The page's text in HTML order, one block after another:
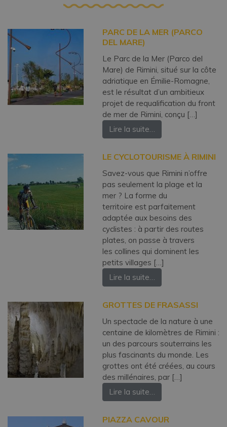
PARC DE LA MER (PARCO
DEL MARE)
Le Parc de la Mer (Parco del
Mare) de Rimini, situé sur la côte
adriatique en Émilie-Romagne,
est le résultat d’un ambitieux
projet de requalification du front
de mer de Rimini, conçu […]
Lire la suite…
LE CYCLOTOURISME À RIMINI
Savez-vous que Rimini n’offre
pas seulement la plage et la
mer ? La forme du
territoire est parfaitement
adaptée aux besoins des
cyclistes : à partir des routes
plates, on passe à travers
les collines qui dominent les
petits villages […]
Lire la suite…
GROTTES DE FRASASSI
Un spectacle de la nature à une
centaine de kilomètres de Rimini :
un des parcours souterrains les
plus fascinants du monde. Les
grottes ont été créées, au cours
des millénaires, par […]
Lire la suite…
PIAZZA CAVOUR